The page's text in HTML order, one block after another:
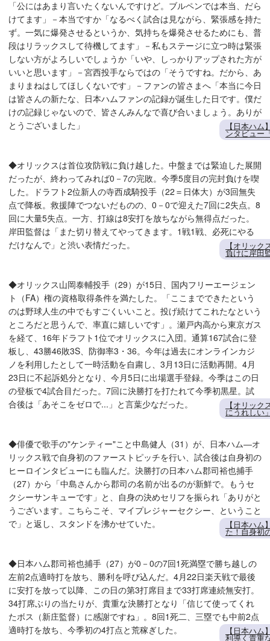
「公にはあまり言いたくないんですけど。ブルペンでは本当、だら
けてます」－本当ですか「なるべく試合は見ながら、緊張感を持た
ず。一気に爆発させるというか、気持ちを爆発させるためにも、普
段はリラックスして待機してます」－私もステージに立つ時は緊張
しない方がよろしいでしょうか「いや、しっかりアップされた方が
いいと思います」－宮西投手ならではの「そうですね。だから、あ
まりまねはしてほしくないです」－ファンの皆さまへ「本当に今日
は皆さんの新たな、日本ハムファンの記録が誕生した日です。僕だ
けの記録じゃないので、皆さんみんなで喜び合いましょう。ありが
とうございました」
【日本ハ
ンタビュー
◆オリックスは首位攻防戦に負け越した。中盤までは緊迫した展開
だったが、終わってみれば0－7の完敗。今季5度目の完封負けを喫
した。ドラフト2位新人の寺西成騎投手（22＝日体大）が3回無失
点で降板。救援陣でつないだものの、0－0で迎えた7回に2失点。8
回に大量5失点。一方、打線は8安打を放ちながら無得点だった。
岸田監督は「また切り替えてやってきます。1戦1戦、必死にやる
だけなんで」と渋い表情だった。
【オリッ
負けに岸田
◆オリックス山岡泰輔投手（29）が15日、国内フリーエージェン
ト（FA）権の資格取得条件を満たした。「ここまでできたという
のは野球人生の中でもすごくいいこと。投げ続けてこれたなという
ところだと思うんで、率直に嬉しいです」。瀬戸内高から東京ガス
を経て、16年ドラフト1位でオリックスに入団。通算167試合に登
板し、43勝46敗3S、防御率3・36。今年は過去にオンラインカジ
ノを利用したとして一時活動を自粛し、3月13日に活動再開。4月
23日に不起訴処分となり、今月5日に出場選手登録。今季はこの日
の登板で4試合目だった。7回に決勝打を打たれて今季初黒星。試
合後は「あそこをゼロで...」と言葉少なだった。
【オリッ
にうれしい
◆俳優で歌手の"ケンティー"こと中島健人（31）が、日本ハム―オ
リックス戦で自身初のファーストピッチを行い、試合後は自身初の
ヒーロインタビューにも臨んだ。決勝打の日本ハム郡司裕也捕手
（27）から「中島さんから郡司の名前が出るのが新鮮で。もうセ
クシーサンキューです」と、自身の決めセリフを振られ「ありがと
うございます。こちらこそ、マイプレジャーセクシー、ということ
で」と返し、スタンドを沸かせていた。
【日本ハ
た！自身初
◆日本ハム郡司裕也捕手（27）が0－0の7回1死満塁で勝ち越しの
左前2点適時打を放ち、勝利を呼び込んだ。4月22日楽天戦で最後
に安打を放って以降、この日の第3打席目まで33打席連続無安打。
34打席ぶりの当たりが、貴重な決勝打となり「信じて使ってくれ
たボス（新庄監督）に感謝ですね」。8回1死二、三塁でも中前2点
適時打を放ち、今季初の4打点と荒稼ぎした。
【日本ハ
利導く貴重